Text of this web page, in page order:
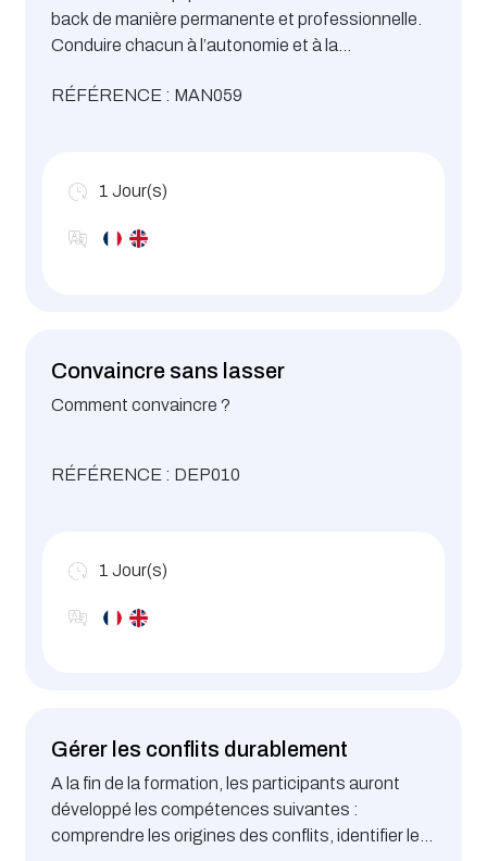
back de manière permanente et professionnelle.
Conduire chacun à l’autonomie et à la
RÉFÉRENCE : MAN059
1 Jour(s)
Convaincre sans lasser
Comment convaincre ?
RÉFÉRENCE : DEP010
1 Jour(s)
Gérer les conflits durablement
A la fin de la formation, les participants auront
développé les compétences suivantes :
comprendre les origines des conflits, identifier les